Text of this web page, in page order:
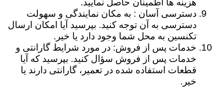
هزینه ها اطمینان حاصل نمایید.
دسترسی آسان : به مکان نمایندگی و سهولت
دسترسی به آن توجه کنید. بپرسید آیا امکان ارسال
تکنسین به محل شما وجود دارد یا خیر.
خدمات پس از فروش: در مورد شرایط گارانتی و
خدمات پس از فروش سؤال کنید. بپرسید که آیا
قطعات استفاده شده در تعمیر، گارانتی دارند یا
خیر.